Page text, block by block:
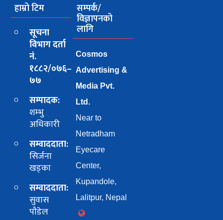
हाम्रो टिम
सूचना
विभाग दर्ता
नं.
१८८२/०७६–
७७
सम्पादक:
शम्भु
अधिकारी
सम्वाददाता:
सिर्जना
खड्का
सम्वाददाता:
सुवास
पाैडेल
सम्पर्क/
विज्ञापनको
लागि
Cosmos
Advertising &
Media Pvt.
Ltd.
Near to
Netradham
Eyecare
Center,
Kupandole,
Lalitpur, Nepal